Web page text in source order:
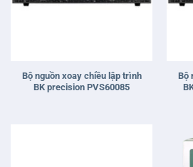
Bộ nguồn xoay chiều lập trình
BK precision PVS60085
Bộ